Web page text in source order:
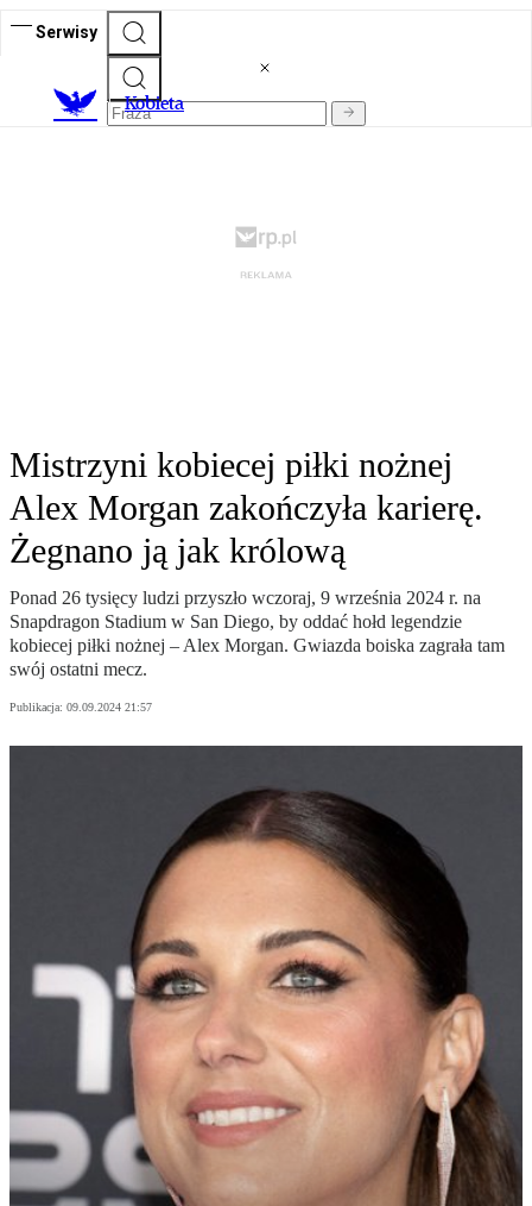
Serwisy
Kobieta
Mistrzyni kobiecej piłki nożnej
Alex Morgan zakończyła karierę.
Żegnano ją jak królową
Ponad 26 tysięcy ludzi przyszło wczoraj, 9 września 2024 r. na
Snapdragon Stadium w San Diego, by oddać hołd legendzie
kobiecej piłki nożnej – Alex Morgan. Gwiazda boiska zagrała tam
swój ostatni mecz.
Publikacja: 09.09.2024 21:57